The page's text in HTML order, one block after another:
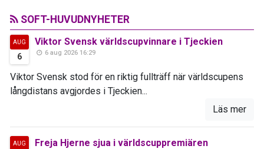
SOFT-HUVUDNYHETER
AUG
6
Viktor Svensk världscupvinnare i Tjeckien
6 aug 2026 16:29
Viktor Svensk stod för en riktig fullträff när världscupens
långdistans avgjordes i Tjeckien...
Läs mer
AUG Freja Hjerne sjua i världscuppremiären